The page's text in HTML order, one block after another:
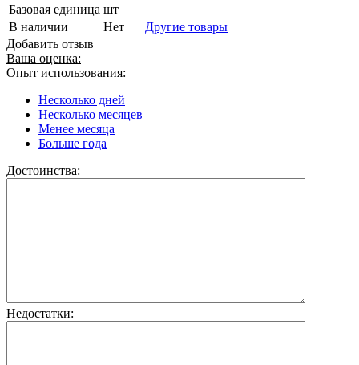
Базовая единица шт
В наличии
Нет
Другие товары
Добавить отзыв
Ваша оценка:
Опыт использования:
Несколько дней
Несколько месяцев
Менее месяца
Больше года
Достоинства:
Недостатки: